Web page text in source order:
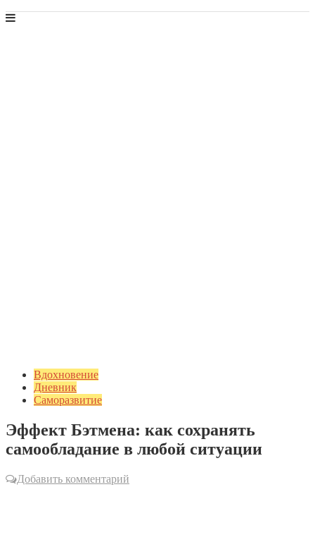
Вдохновение
Дневник
Саморазвитие
Эффект Бэтмена: как сохранять
самообладание в любой ситуации
Добавить комментарий